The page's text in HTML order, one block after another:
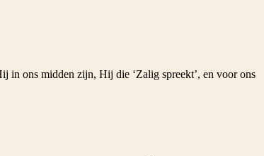
ons midden zijn, Hij die ‘Zalig spreekt’, en voor ons